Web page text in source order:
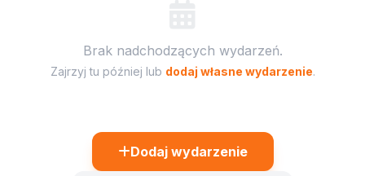
Brak nadchodzących wydarzeń.
Zajrzyj tu później lub dodaj własne wydarzenie.
Dodaj wydarzenie